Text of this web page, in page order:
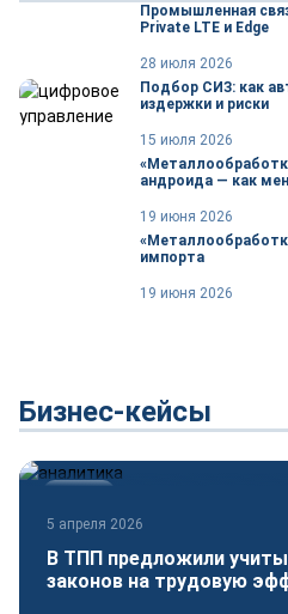
Промышленная
Private LTE и Edge
28 июля 2026
Подбор СИЗ: как
издержки и риски
15 июля 2026
андроида — как
19 июня 2026
импорта
19 июня 2026
Бизнес-кейсы
5 апреля 2026
В ТПП предложили
законов на трудовую